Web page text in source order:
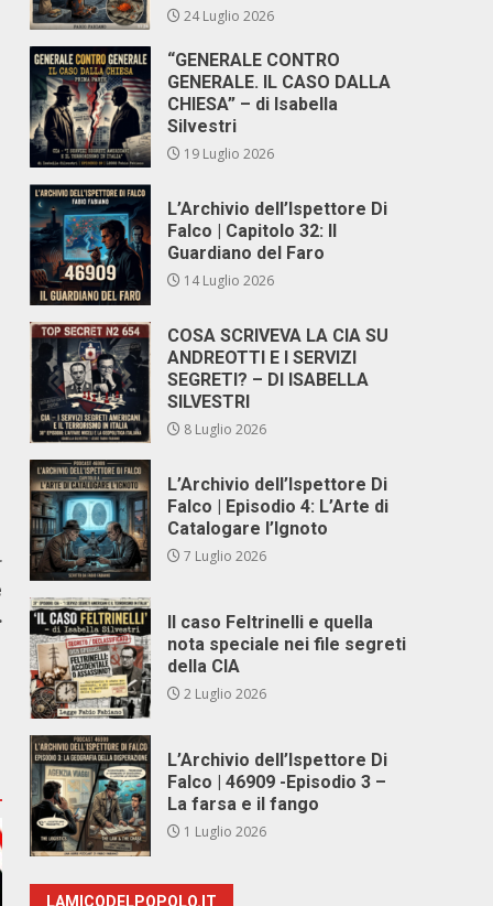
24 Luglio 2026
“GENERALE CONTRO
GENERALE. IL CASO DALLA
CHIESA” – di Isabella
Silvestri
19 Luglio 2026
L’Archivio dell’Ispettore Di
Falco | Capitolo 32: Il
Guardiano del Faro
14 Luglio 2026
COSA SCRIVEVA LA CIA SU
ANDREOTTI E I SERVIZI
SEGRETI? – DI ISABELLA
SILVESTRI
8 Luglio 2026
L’Archivio dell’Ispettore Di
Falco | Episodio 4: L’Arte di
Catalogare l’Ignoto
7 Luglio 2026
Il caso Feltrinelli e quella
nota speciale nei file segreti
della CIA
2 Luglio 2026
L’Archivio dell’Ispettore Di
Falco | 46909 -Episodio 3 –
La farsa e il fango
1 Luglio 2026
LAMICODELPOPOLO.IT